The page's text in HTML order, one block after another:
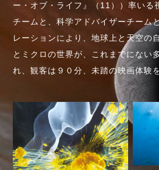
ー・オブ・ライフ』（11））率いる
チームと、科学アドバイザーチーム
レーションにより、地球上と天空の
とミクロの世界が、これまでにない
れ、観客は９０分、未踏の映画体験